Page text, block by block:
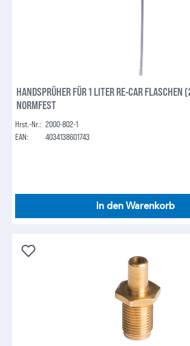
HANDSPRÜHER FÜR 1 LITER RE-CAR
NORMFEST
Hrst.-Nr.: 2000-802-1
EAN:
4034138601743
In den Warenkorb